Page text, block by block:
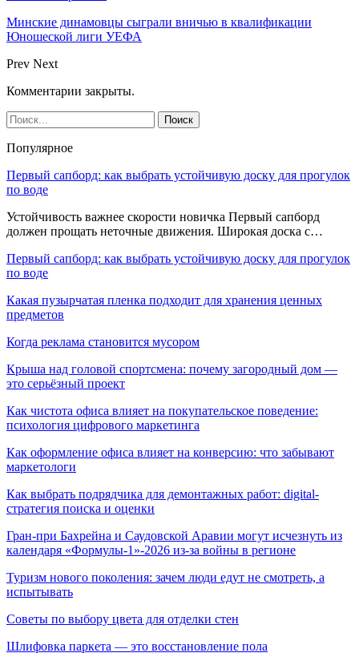
Минские динамовцы сыграли вничью в квалификации
Юношеской лиги УЕФА
Prev Next
Комментарии закрыты.
Популярное
Первый сапборд: как выбрать устойчивую доску для прогулок
по воде
Устойчивость важнее скорости новичка Первый сапборд
должен прощать неточные движения. Широкая доска с…
Первый сапборд: как выбрать устойчивую доску для прогулок
по воде
Какая пузырчатая пленка подходит для хранения ценных
предметов
Когда реклама становится мусором
Крыша над головой спортсмена: почему загородный дом —
это серьёзный проект
Как чистота офиса влияет на покупательское поведение:
психология цифрового маркетинга
Как оформление офиса влияет на конверсию: что забывают
маркетологи
Как выбрать подрядчика для демонтажных работ: digital-
стратегия поиска и оценки
Гран-при Бахрейна и Саудовской Аравии могут исчезнуть из
календаря «Формулы-1»-2026 из-за войны в регионе
Туризм нового поколения: зачем люди едут не смотреть, а
испытывать
Советы по выбору цвета для отделки стен
Шлифовка паркета — это восстановление пола